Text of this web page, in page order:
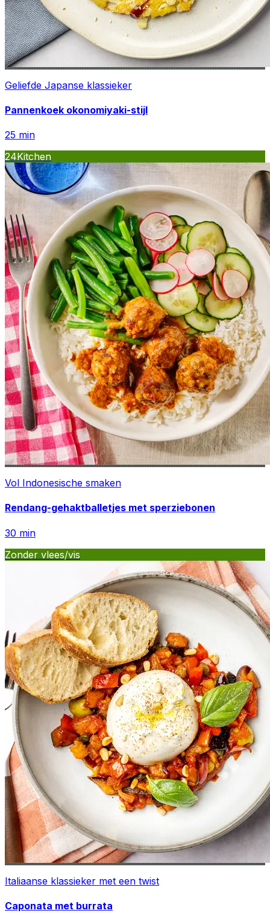
Geliefde Japanse klassieker
Pannenkoek okonomiyaki-stijl
25 min
24Kitchen
Vol Indonesische smaken
Rendang-gehaktballetjes met sperziebonen
30 min
Zonder vlees/vis
Italiaanse klassieker met een twist
Caponata met burrata